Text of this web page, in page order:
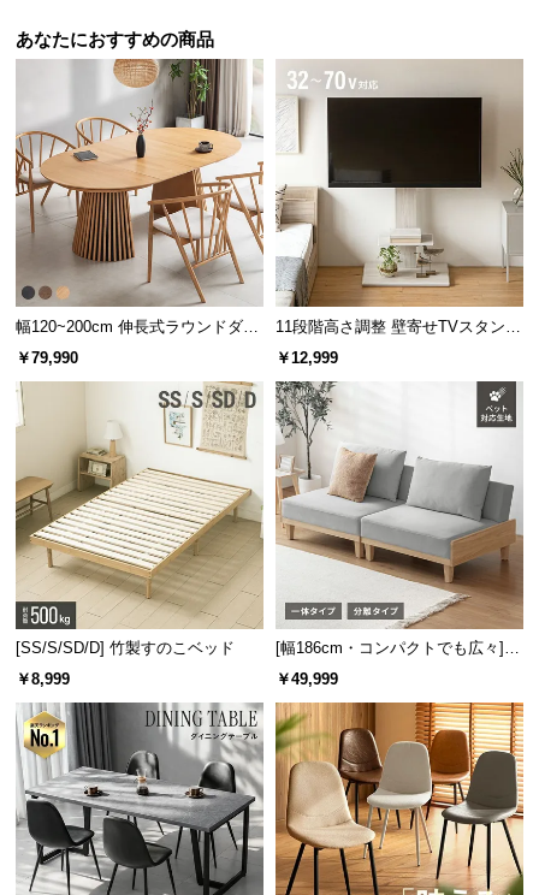
あなたにおすすめの商品
幅120~200cm 伸長式ラウンドダイ
ニングテーブル 6人掛け 天然木突
板 美しい格子デザイン
￥79,990
11段階高さ調整 壁寄せTVスタンド
キャスター付き 上下左右角度調節
￥12,999
[SS/S/SD/D] 竹製すのこベッド
￥8,999
[幅186cm・コンパクトでも広々] 3
人掛けソファベッド リクライニン
￥49,999